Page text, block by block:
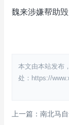
魏来涉嫌帮助
本文由本站发布
处：https://
上一篇：南北马